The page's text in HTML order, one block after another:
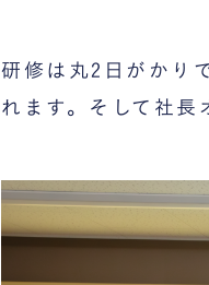
研修は丸2日がかり
れます。そして社長